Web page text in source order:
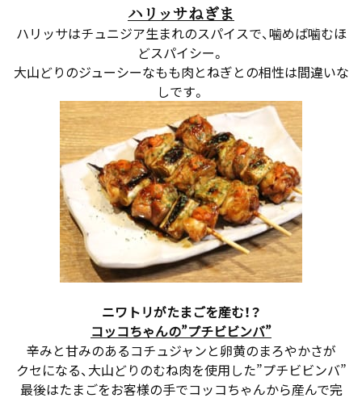
ハリッサねぎま
ハリッサはチュニジア生まれのスパイスで、噛めば噛むほ
どスパイシー。
大山どりのジューシーなもも肉とねぎとの相性は間違いな
しです。
ニワトリがたまごを産む！？
コッコちゃんの”プチビビンバ”
辛みと甘みのあるコチュジャンと卵黄のまろやかさが
クセになる、大山どりのむね肉を使用した”プチビビンバ”
最後はたまごをお客様の手でコッコちゃんから産んで完